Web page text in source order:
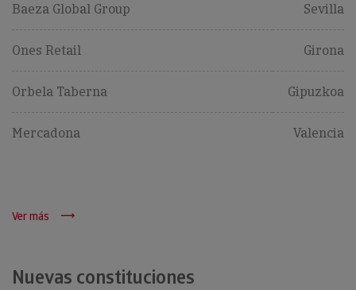
Baeza Global Group Sevilla
Ones Retail Girona
Orbela Taberna Gipuzkoa
Mercadona Valencia
Ver más
Nuevas constituciones